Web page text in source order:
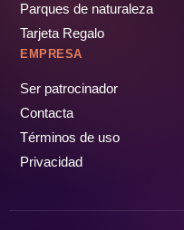
Parques de naturaleza
Tarjeta Regalo
EMPRESA
Ser patrocinador
Contacta
Términos de uso
Privacidad